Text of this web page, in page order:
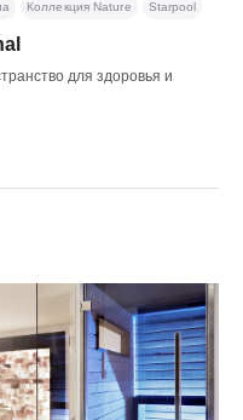
для здоровья и
Коллекция Nature Starpool